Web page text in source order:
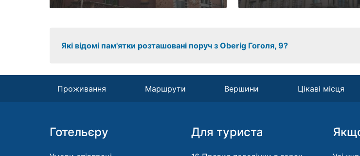
Які відомі пам'ятки розташовані поруч з Oberig Гоголя, 9?
Проживання Маршрути Вершини Цікаві місця
Готельєру Для туриста